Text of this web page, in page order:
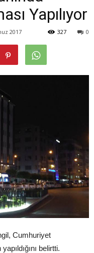
Yapılıyor
2017 0
327
Cumhuriyet
belirtti.